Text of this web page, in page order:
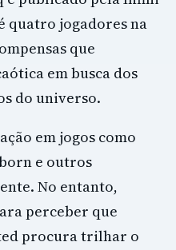
quatro jogadores na
que
em busca dos
do universo.
em jogos como
e outros
No entanto,
perceber que
procura trilhar o